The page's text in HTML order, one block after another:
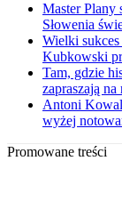
Master Plany
Słowenia
Wielki
Kubkowski
Tam, gdzie
zapraszają
Antoni
wyżej
Promowane treści